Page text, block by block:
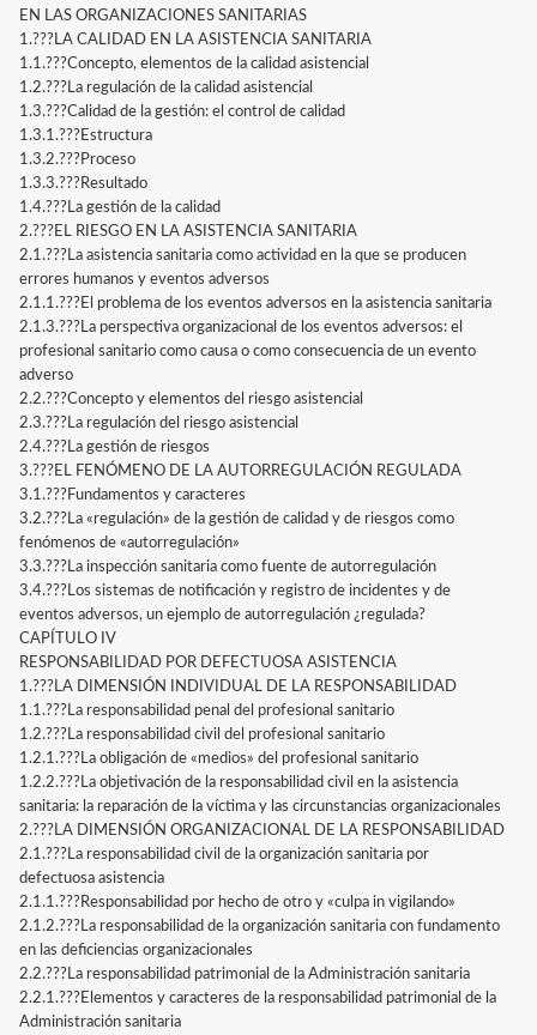
EN LAS ORGANIZACIONES SANITARIAS
1.???LA CALIDAD EN LA ASISTENCIA SANITARIA
1.1.???Concepto, elementos de la calidad asistencial
1.2.???La regulación de la calidad asistencial
1.3.???Calidad de la gestión: el control de calidad
1.3.1.???Estructura
1.3.2.???Proceso
1.3.3.???Resultado
1.4.???La gestión de la calidad
2.???EL RIESGO EN LA ASISTENCIA SANITARIA
2.1.???La asistencia sanitaria como actividad en la que se producen
errores humanos y eventos adversos
2.1.1.???El problema de los eventos adversos en la asistencia sanitaria
2.1.3.???La perspectiva organizacional de los eventos adversos: el
profesional sanitario como causa o como consecuencia de un evento
adverso
2.2.???Concepto y elementos del riesgo asistencial
2.3.???La regulación del riesgo asistencial
2.4.???La gestión de riesgos
3.???EL FENÓMENO DE LA AUTORREGULACIÓN REGULADA
3.1.???Fundamentos y caracteres
3.2.???La «regulación» de la gestión de calidad y de riesgos como
fenómenos de «autorregulación»
3.3.???La inspección sanitaria como fuente de autorregulación
3.4.???Los sistemas de notificación y registro de incidentes y de
eventos adversos, un ejemplo de autorregulación ¿regulada?
CAPÍTULO IV
RESPONSABILIDAD POR DEFECTUOSA ASISTENCIA
1.???LA DIMENSIÓN INDIVIDUAL DE LA RESPONSABILIDAD
1.1.???La responsabilidad penal del profesional sanitario
1.2.???La responsabilidad civil del profesional sanitario
1.2.1.???La obligación de «medios» del profesional sanitario
1.2.2.???La objetivación de la responsabilidad civil en la asistencia
sanitaria: la reparación de la víctima y las circunstancias organizacionales
2.???LA DIMENSIÓN ORGANIZACIONAL DE LA RESPONSABILIDAD
2.1.???La responsabilidad civil de la organización sanitaria por
defectuosa asistencia
2.1.1.???Responsabilidad por hecho de otro y «culpa in vigilando»
2.1.2.???La responsabilidad de la organización sanitaria con fundamento
en las deficiencias organizacionales
2.2.???La responsabilidad patrimonial de la Administración sanitaria
2.2.1.???Elementos y caracteres de la responsabilidad patrimonial de la
Administración sanitaria